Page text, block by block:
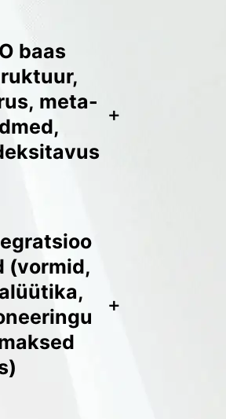
baas
meta-
+
(vormid,
+